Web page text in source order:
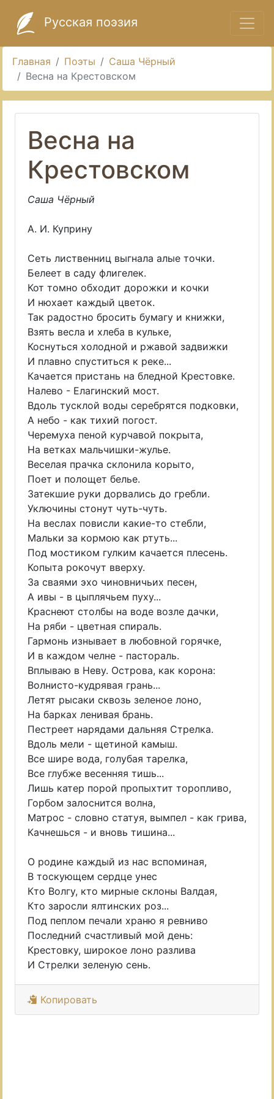
Русская поэзия
Главная Поэты
Саша Чёрный
Весна на Крестовском
Весна на
Крестовском
Саша Чёрный
А. И. Куприну
Сеть лиственниц выгнала алые точки.
Белеет в саду флигелек.
Кот томно обходит дорожки и кочки
И нюхает каждый цветок.
Так радостно бросить бумагу и книжки,
Взять весла и хлеба в кульке,
Коснуться холодной и ржавой задвижки
И плавно спуститься к реке...
Качается пристань на бледной Крестовке.
Налево - Елагинский мост.
Вдоль тусклой воды серебрятся подковки,
А небо - как тихий погост.
Черемуха пеной курчавой покрыта,
На ветках мальчишки-жулье.
Веселая прачка склонила корыто,
Поет и полощет белье.
Затекшие руки дорвались до гребли.
Уключины стонут чуть-чуть.
На веслах повисли какие-то стебли,
Мальки за кормою как ртуть...
Под мостиком гулким качается плесень.
Копыта рокочут вверху.
За сваями эхо чиновничьих песен,
А ивы - в цыплячьем пуху...
Краснеют столбы на воде возле дачки,
На ряби - цветная спираль.
Гармонь изнывает в любовной горячке,
И в каждом челне - пастораль.
Вплываю в Неву. Острова, как корона:
Волнисто-кудрявая грань...
Летят рысаки сквозь зеленое лоно,
На барках ленивая брань.
Пестреет нарядами дальняя Стрелка.
Вдоль мели - щетиной камыш.
Все шире вода, голубая тарелка,
Все глубже весенняя тишь...
Лишь катер порой пропыхтит торопливо,
Горбом залоснится волна,
Матрос - словно статуя, вымпел - как грива,
Качнешься - и вновь тишина...
О родине каждый из нас вспоминая,
В тоскующем сердце унес
Кто Волгу, кто мирные склоны Валдая,
Кто заросли ялтинских роз...
Под пеплом печали храню я ревниво
Последний счастливый мой день:
Крестовку, широкое лоно разлива
И Стрелки зеленую сень.
Копировать